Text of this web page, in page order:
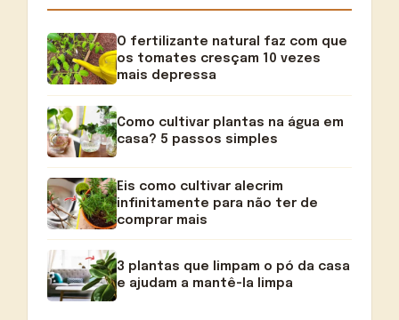
O fertilizante natural faz com que
os tomates cresçam 10 vezes
mais depressa
Como cultivar plantas na água em
casa? 5 passos simples
Eis como cultivar alecrim
infinitamente para não ter de
comprar mais
3 plantas que limpam o pó da casa
e ajudam a mantê-la limpa